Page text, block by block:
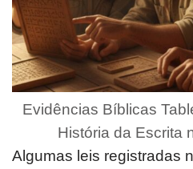
Evidências Bíblicas
História da Escrita
Algumas leis registradas